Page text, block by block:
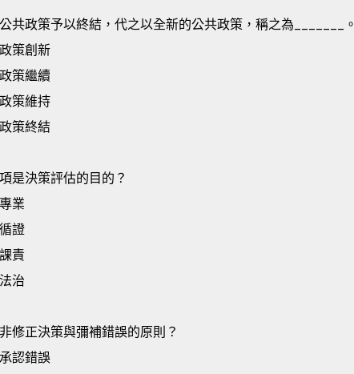
共政策予以終結，代之以全新的公共政策，稱之為_______。
政策創新
政策繼續
政策維持
政策終結
是決策評估的目的？
專業
循證
課責
法治
修正決策與彌補錯誤的原則？
承認錯誤